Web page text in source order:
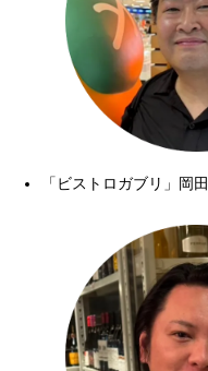
「ビストロガブリ」岡